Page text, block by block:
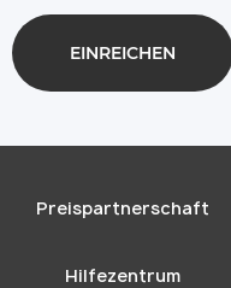
Preispartnerschaft
Hilfezentrum